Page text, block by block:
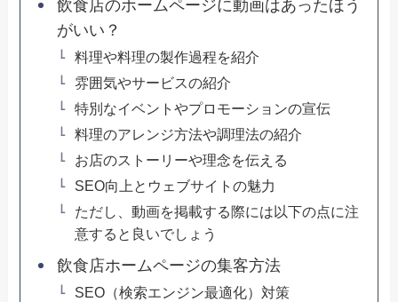
飲食店のホームページに動画はあったほう
がいい？
料理や料理の製作過程を紹介
雰囲気やサービスの紹介
特別なイベントやプロモーションの宣伝
料理のアレンジ方法や調理法の紹介
お店のストーリーや理念を伝える
SEO向上とウェブサイトの魅力
ただし、動画を掲載する際には以下の点に注
意すると良いでしょう
飲食店ホームページの集客方法
SEO（検索エンジン最適化）対策